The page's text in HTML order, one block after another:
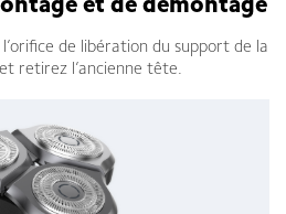
et de démontage
de libération du support de la
retirez l’ancienne tête.